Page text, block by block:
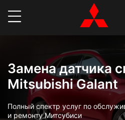
Замена датчика
Mitsubishi Galant
Полный спектр услуг по
и ремонту Митсубиси